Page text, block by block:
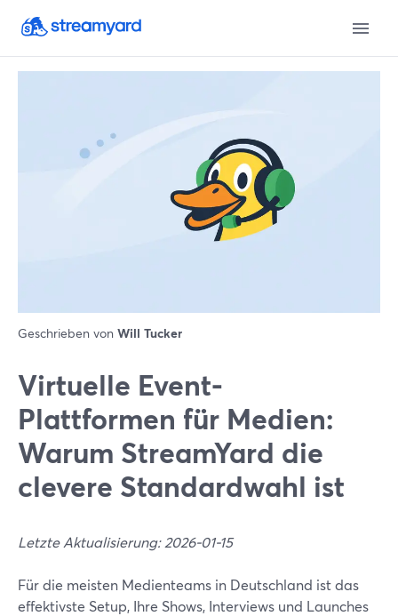
Geschrieben von Will Tucker
Virtuelle Event-
Plattformen für Medien:
Warum StreamYard die
clevere Standardwahl ist
Letzte Aktualisierung: 2026-01-15
Für die meisten Medienteams in Deutschland ist das
effektivste Setup, Ihre Shows, Interviews und Launches